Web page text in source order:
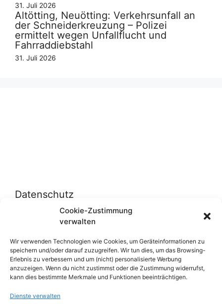
Cookie-Zustimmung
verwalten
Wir verwenden Technologien wie Cookies, um Geräteinformationen zu
speichern und/oder darauf zuzugreifen. Wir tun dies, um das Browsing-
Erlebnis zu verbessern und um (nicht) personalisierte Werbung
anzuzeigen. Wenn du nicht zustimmst oder die Zustimmung widerrufst,
kann dies bestimmte Merkmale und Funktionen beeinträchtigen.
Dienste verwalten
31. Juli 2026
Altötting, Neuötting: Verkehrsunfall an
der Schneiderkreuzung – Polizei
ermittelt wegen Unfallflucht und
Fahrraddiebstahl
31. Juli 2026
Datenschutz
Datenschutzerklärung
Cookie-Richtlinie (EU)
Über uns
Impressum